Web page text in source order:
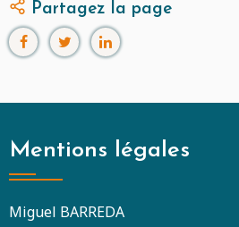
Partagez la page
Mentions légales
Miguel BARREDA